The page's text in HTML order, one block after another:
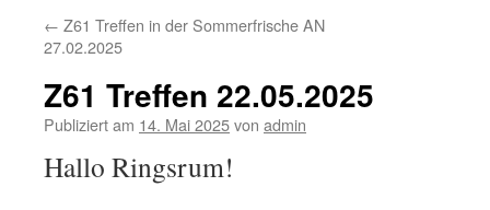
← Z61 Treffen in der Sommerfrische AN
27.02.2025
Z61 Treffen 22.05.2025
Publiziert am 14. Mai 2025von admin
Hallo Ringsrum!